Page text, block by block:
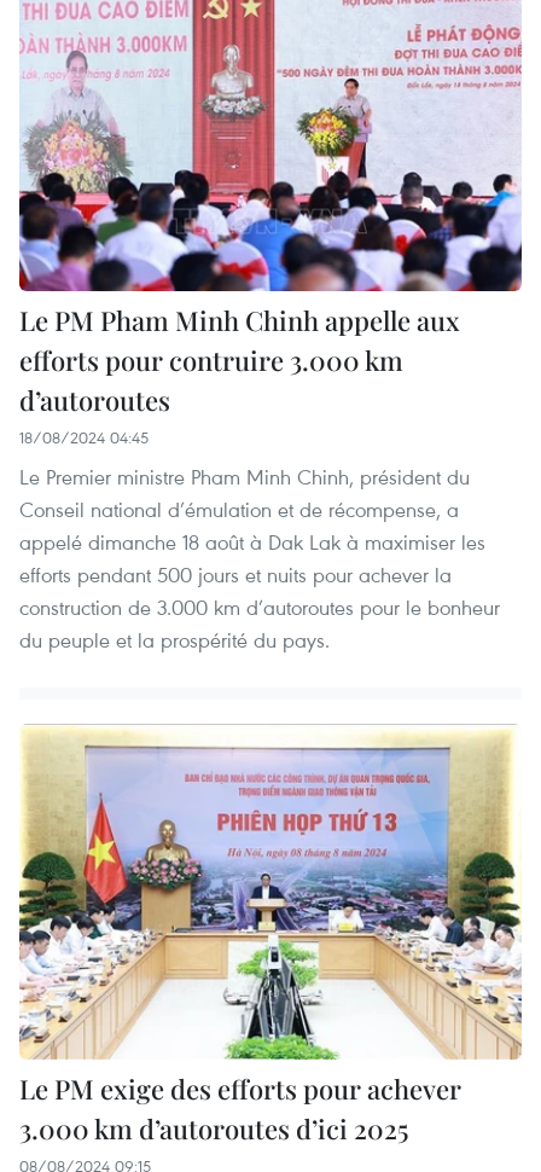
Le PM Pham Minh Chinh appelle aux
efforts pour contruire 3.000 km
d’autoroutes
18/08/2024 04:45
Le Premier ministre Pham Minh Chinh, président du
Conseil national d’émulation et de récompense, a
appelé dimanche 18 août à Dak Lak à maximiser les
efforts pendant 500 jours et nuits pour achever la
construction de 3.000 km d’autoroutes pour le bonheur
du peuple et la prospérité du pays.
Le PM exige des efforts pour achever
3.000 km d’autoroutes d’ici 2025
08/08/2024 09:15